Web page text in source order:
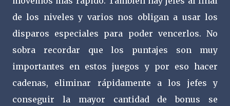
de los niveles y varios nos obligan a usar los
disparos especiales para poder vencerlos. No
sobra recordar que los puntajes son muy
importantes en estos juegos y por eso hacer
cadenas, eliminar rápidamente a los jefes y
conseguir la mayor cantidad de bonus se